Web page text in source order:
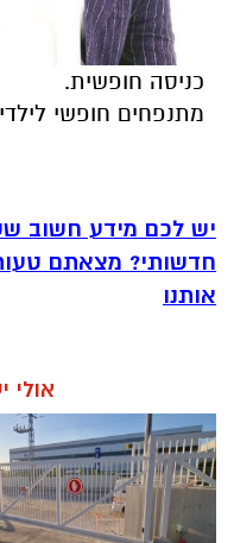
כניסה חופשית.
מתנפחים חופשי
יש לכם מידע חשוב
חדשותי? מצאתם
אותנו
אולי